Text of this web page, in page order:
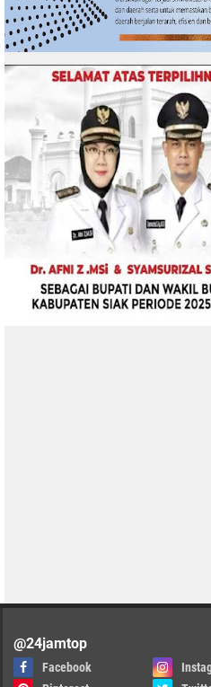
@24jamtop
Facebook